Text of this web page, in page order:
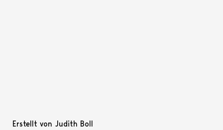
Erstellt von Judith Boll